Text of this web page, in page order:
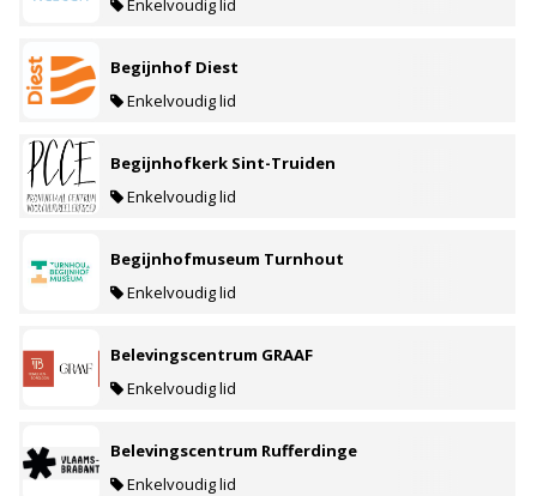
Enkelvoudig lid
Begijnhof Diest
Enkelvoudig lid
Begijnhofkerk Sint-Truiden
Enkelvoudig lid
Begijnhofmuseum Turnhout
Enkelvoudig lid
Belevingscentrum GRAAF
Enkelvoudig lid
Belevingscentrum Rufferdinge
Enkelvoudig lid